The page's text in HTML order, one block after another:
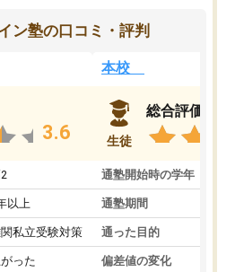
ン塾の口コミ・評判
3.6
以上
私立受験対策
がった
本校
生徒
総合評価
通塾開始時の学年
通塾期間
通った目的
偏差値の変化